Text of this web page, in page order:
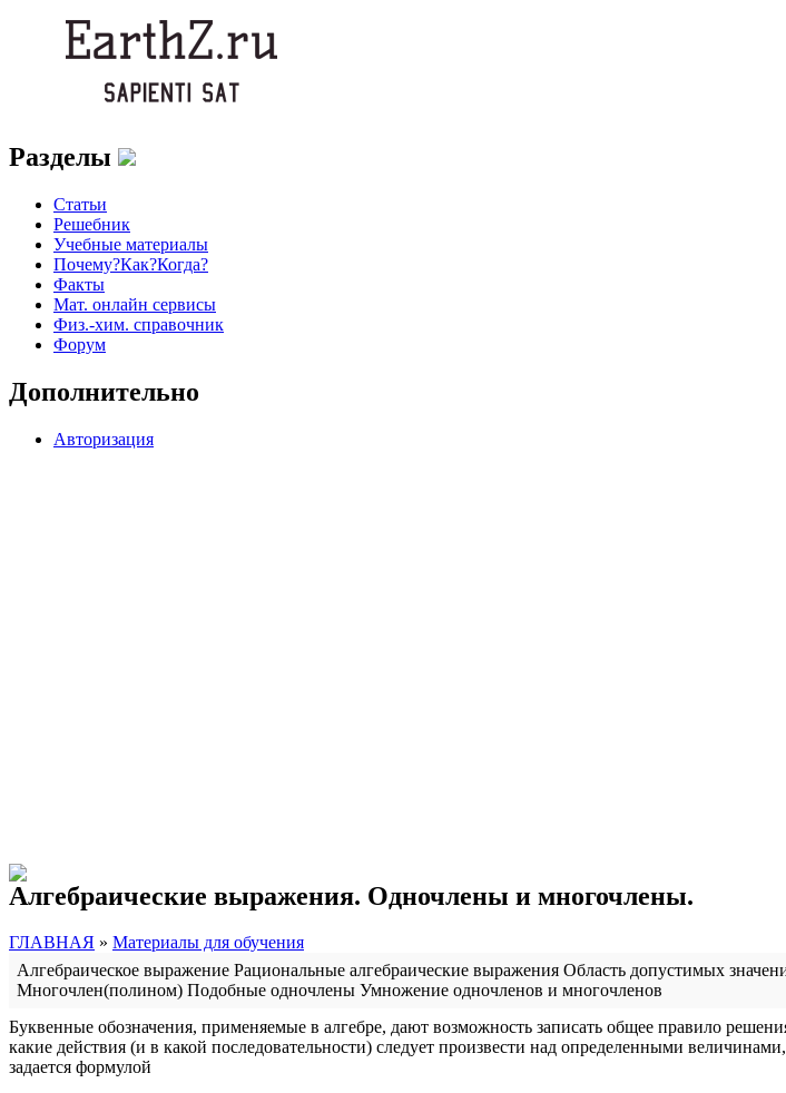
Разделы
Статьи
Решебник
Учебные материалы
Почему?Как?Когда?
Факты
Мат. онлайн сервисы
Физ.-хим. справочник
Форум
Дополнительно
Авторизация
Алгебраические выражения. Одночлены и многочлены.
ГЛАВНАЯ » Материалы для обучения
Алгебраическое выражение Рациональные алгебраические выражения Область допустимых
Многочлен(полином) Подобные одночлены Умножение одночленов и многочленов
Буквенные обозначения, применяемые в алгебре, дают возможность записать общее правило
какие действия (и в какой последовательности) следует произвести над определенными
задается формулой